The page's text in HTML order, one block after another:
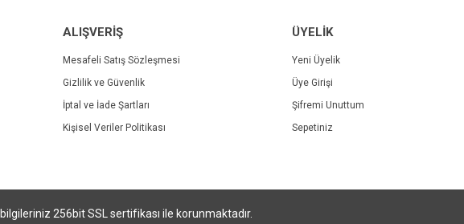
ALIŞVERİŞ
Mesafeli Satış Sözleşmesi
Gizlilik ve Güvenlik
İptal ve İade Şartları
Kişisel Veriler Politikası
ÜYELİK
Yeni Üyelik
Üye Girişi
Şifremi Unuttum
Sepetiniz
bilgileriniz 256bit SSL sertifikası ile korunmaktadır.